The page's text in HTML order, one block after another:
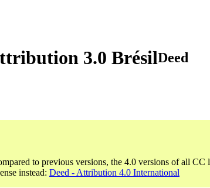
3.0 BrésilDeed
to previous versions, the 4.0 versions of all CC
instead: Deed - Attribution 4.0 International